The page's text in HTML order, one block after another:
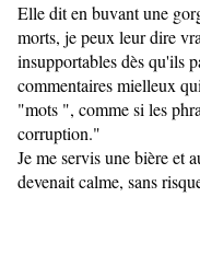
Elle dit en buvant une
morts, je peux leur dire
insupportables dès qu'ils
commentaires mielleux
"mots ", comme si les
corruption."
Je me servis une bière et
devenait calme, sans